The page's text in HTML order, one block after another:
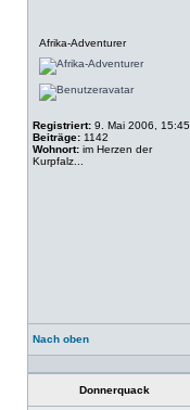
Afrika-Adventurer
Registriert: 9. Mai 2006, 15:45
Beiträge: 1142
Wohnort: im Herzen der
Kurpfalz...
Nach oben
Donnerquack